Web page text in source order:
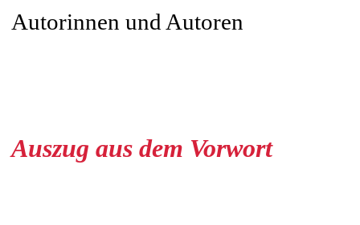
Autorinnen und Autoren
Auszug aus dem Vorwort